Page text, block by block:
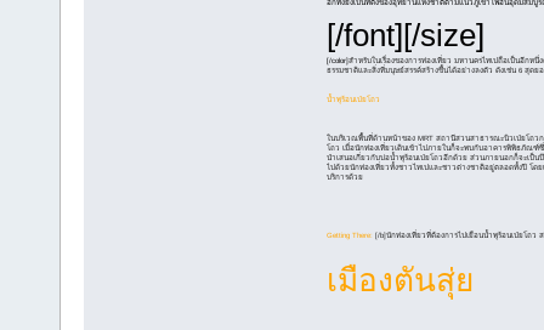
[/font][/size]
[/color]สำหรับในเรื่องของการท่องเที่ยว มหานครไทเปถือเป็นอีกหนึ่
ธรรมชาติและสิ่งที่มนุษย์สรรค์สร้างขึ้นได้อย่างลงตัว ดังเช่น 6 สุด
น้ำพุร้อนเป่ยโถว
ในบริเวณพื้นที่ด้านหน้าของ MRT สถานีสวนสาธารณะนิวเป่ยโถว
โถว เมื่อนักท่องเที่ยวเดินเข้าไปภายในก็จะพบกับอาคารพิพิธภัณ
นำเสนอเกี่ยวกับบ่อน้ำพุร้อนเป่ยโถวอีกด้วย ส่วนภายนอกก็จะเป็
ไปด้วยนักท่องเที่ยวทั้งชาวไทเปและชาวต่างชาติอยู่ตลอดทั้งปี โ
บริการด้วย
Getting There: [/b]นักท่องเที่ยวที่ต้องการไปเยือนน้ำพุร้อนเป่ยโถว
เมืองตันสุ่ย